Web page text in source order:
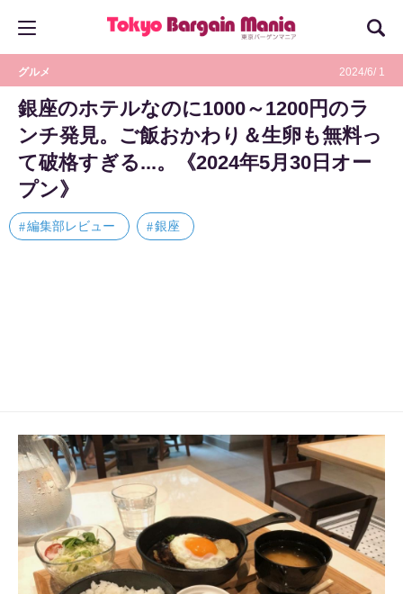
グルメ 2024/6/ 1
銀座のホテルなのに1000～1200円のラ
ンチ発見。ご飯おかわり＆生卵も無料っ
て破格すぎる...。《2024年5月30日オー
プン》
編集部レビュー 銀座